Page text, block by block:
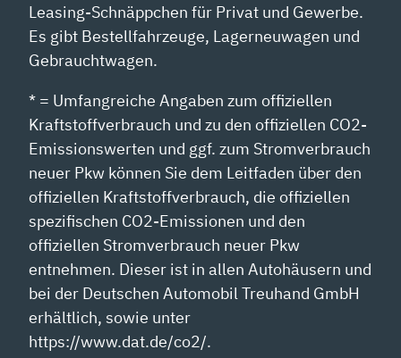
Leasing-Schnäppchen für Privat und Gewerbe.
Es gibt Bestellfahrzeuge, Lagerneuwagen und
Gebrauchtwagen.
* = Umfangreiche Angaben zum offiziellen
Kraftstoffverbrauch und zu den offiziellen CO2-
Emissionswerten und ggf. zum Stromverbrauch
neuer Pkw können Sie dem Leitfaden über den
offiziellen Kraftstoffverbrauch, die offiziellen
spezifischen CO2-Emissionen und den
offiziellen Stromverbrauch neuer Pkw
entnehmen. Dieser ist in allen Autohäusern und
bei der Deutschen Automobil Treuhand GmbH
erhältlich, sowie unter
https://www.dat.de/co2/.